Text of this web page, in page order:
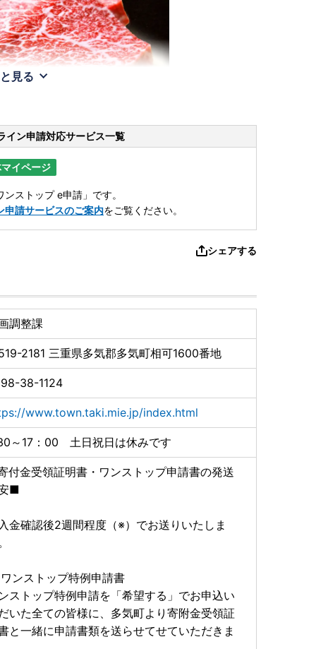
見る
イン申請対応サービス一覧
イページ
ストップ e申請」です。
申請サービスのご案内をご覧ください。
シェアする
調整課
2181 三重県多気郡多気町相可1600番地
38-1124
www.town.taki.mie.jp/index.html
～17：00 土日祝日は休みです
付金受領証明書・ワンストップ申請書の発送
■
金確認後2週間程度（※）でお送りいたしま
ンストップ特例申請書
ストップ特例申請を「希望する」でお申込い
いた全ての皆様に、多気町より寄附金受領証
と一緒に申請書類を送らせてせていただきま